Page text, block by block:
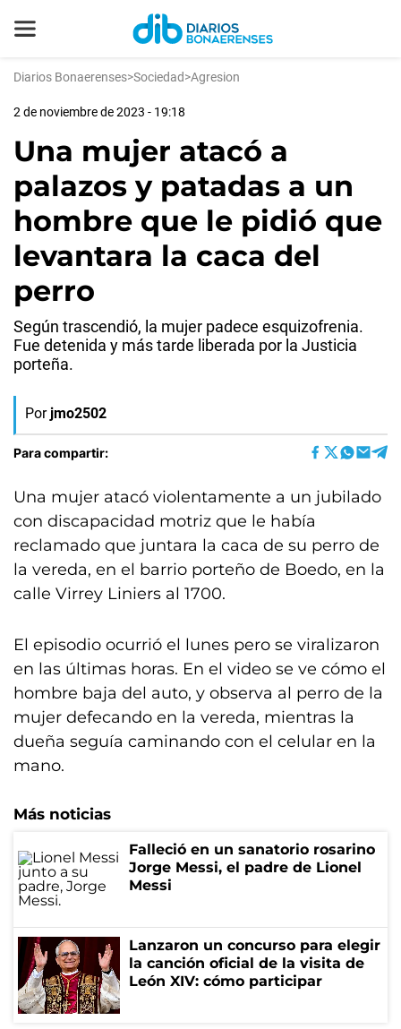
Diarios Bonaerenses>Sociedad>Agresion
2 de noviembre de 2023 - 19:18
Una mujer atacó a
palazos y patadas a un
hombre que le pidió que
levantara la caca del
perro
Según trascendió, la mujer padece esquizofrenia.
Fue detenida y más tarde liberada por la Justicia
porteña.
Por jmo2502
Para compartir:
Una mujer atacó violentamente a un jubilado
con discapacidad motriz que le había
reclamado que juntara la caca de su perro de
la vereda, en el barrio porteño de Boedo, en la
calle Virrey Liniers al 1700.
El episodio ocurrió el lunes pero se viralizaron
en las últimas horas. En el video se ve cómo el
hombre baja del auto, y observa al perro de la
mujer defecando en la vereda, mientras la
dueña seguía caminando con el celular en la
mano.
Más noticias
Falleció en un sanatorio rosarino
Jorge Messi, el padre de Lionel
Messi
Lanzaron un concurso para elegir
la canción oficial de la visita de
León XIV: cómo participar